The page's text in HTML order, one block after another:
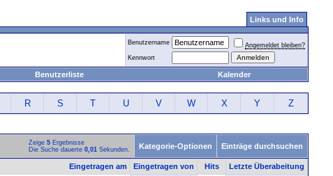
Links und Info
Benutzername
Angemeldet bleiben?
Kennwort
Benutzerliste Kalender
R S T U V W X Y Z
Zeige 5 Ergebnisse
Die Suche dauerte 0,01 Sekunden. Kategorie-Optionen Einträge durchsuchen
Eingetragen am Eingetragen von Hits Letzte Überabeitung